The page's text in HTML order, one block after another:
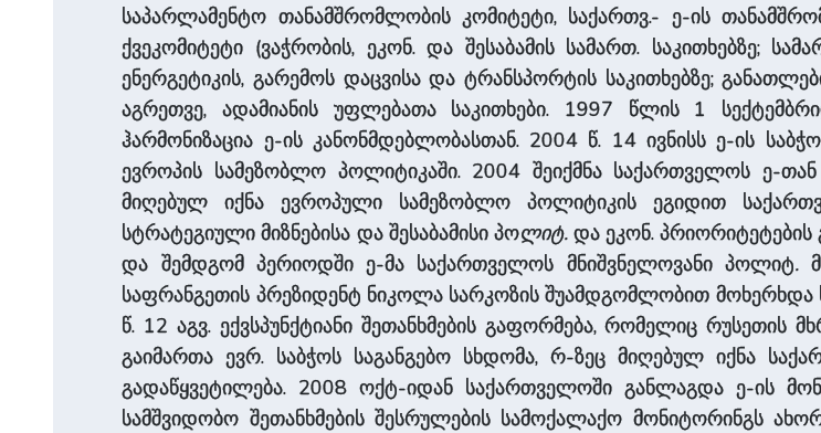
საპარლამენტო თანამშრომლობის კომიტეტი, საქართვ.- ე-ის
ქვეკომიტეტი (ვაჭრობის, ეკონ. და შესაბამის სამართ. საკითხებზე;
ენერგეტიკის, გარემოს დაცვისა და ტრანსპორტის საკითხებზე;
აგრეთვე, ადამიანის უფლებათა საკითხები. 1997 წლის 1
ჰარმონიზაცია ე-ის კანონმდებლობასთან. 2004 წ. 14 ივნისს ე-ის
ევროპის სამეზობლო პოლიტიკაში. 2004 შეიქმნა საქართველოს ე-
მიღებულ იქნა ევროპული სამეზობლო პოლიტიკის ეგიდით
სტრატეგიული მიზნებისა და შესაბამისი პოლიტ.და ეკონ. პრიორიტეტების
და შემდგომ პერიოდში ე-მა საქართველოს მნიშვნელოვანი პოლიტ.
საფრანგეთის პრეზიდენტ ნიკოლა სარკოზის შუამდგომლობით მოხერხდა
წ. 12 აგვ. ექვსპუნქტიანი შეთანხმების გაფორმება, რომელიც რუსეთის
გაიმართა ევრ. საბჭოს საგანგებო სხდომა, რ-ზეც მიღებულ იქნა
გადაწყვეტილება. 2008 ოქტ-იდან საქართველოში განლაგდა ე-ის
სამშვიდობო შეთანხმების შესრულების სამოქალაქო მონიტორინგს